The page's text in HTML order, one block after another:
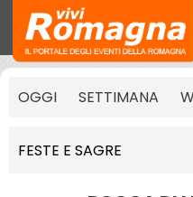
OGGI SETTIMANA
FESTE E SAGRE